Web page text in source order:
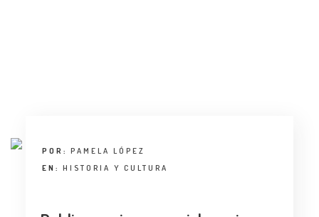
POR: PAMELA LÓPEZ
EN: HISTORIA Y CULTURA